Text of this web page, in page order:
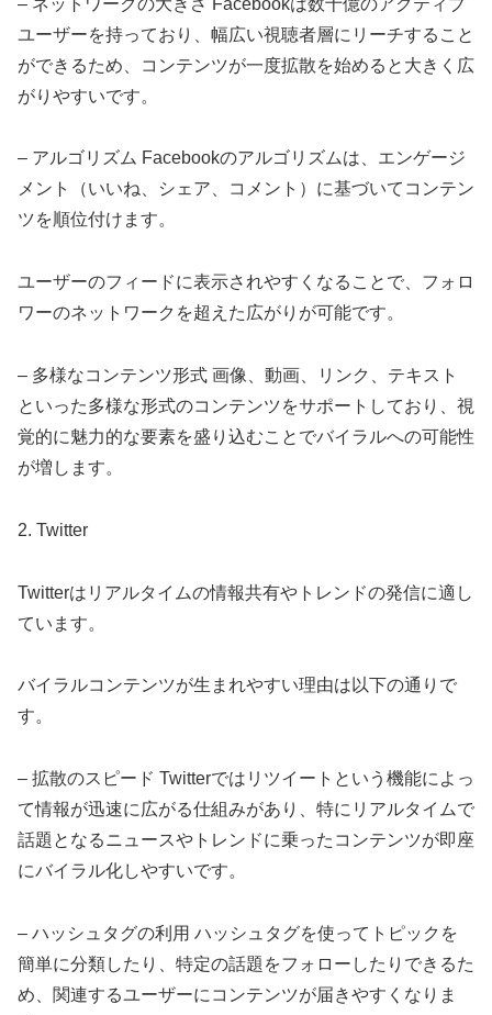
ユーザーを持っており、幅広い視聴者層にリーチすること
ができるため、コンテンツが一度拡散を始めると大きく広
がりやすいです。
– アルゴリズム Facebookのアルゴリズムは、エンゲージ
メント（いいね、シェア、コメント）に基づいてコンテン
ツを順位付けます。
ユーザーのフィードに表示されやすくなることで、フォロ
ワーのネットワークを超えた広がりが可能です。
– 多様なコンテンツ形式 画像、動画、リンク、テキスト
といった多様な形式のコンテンツをサポートしており、視
覚的に魅力的な要素を盛り込むことでバイラルへの可能性
が増します。
2. Twitter
Twitterはリアルタイムの情報共有やトレンドの発信に適し
ています。
バイラルコンテンツが生まれやすい理由は以下の通りで
す。
– 拡散のスピード Twitterではリツイートという機能によっ
て情報が迅速に広がる仕組みがあり、特にリアルタイムで
話題となるニュースやトレンドに乗ったコンテンツが即座
にバイラル化しやすいです。
– ハッシュタグの利用 ハッシュタグを使ってトピックを
簡単に分類したり、特定の話題をフォローしたりできるた
め、関連するユーザーにコンテンツが届きやすくなりま